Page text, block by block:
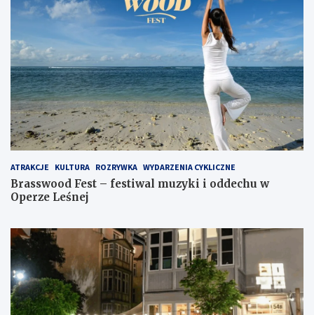
ATRAKCJE KULTURA ROZRYWKA WYDARZENIA CYKLICZNE
Brasswood Fest – festiwal muzyki i oddechu w
Operze Leśnej